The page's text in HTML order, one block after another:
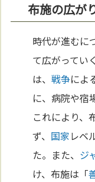
布施の広が
時代が進むに
て広がってい
は、戦争によ
に、病院や宿
これにより、
ず、 国家レベ
た。また、 ジ
け、布施は「